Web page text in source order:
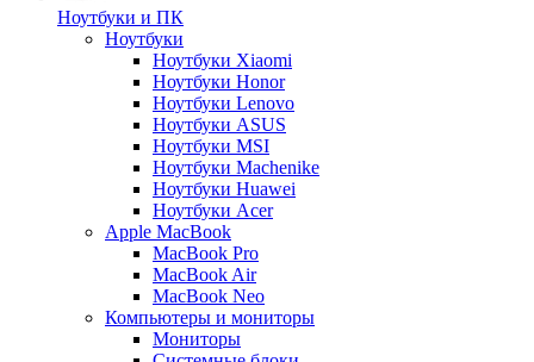
Ноутбуки и ПК
Ноутбуки
Ноутбуки Xiaomi
Ноутбуки Honor
Ноутбуки Lenovo
Ноутбуки ASUS
Ноутбуки MSI
Ноутбуки Machenike
Ноутбуки Huawei
Ноутбуки Acer
Apple MacBook
MacBook Pro
MacBook Air
MacBook Neo
Компьютеры и мониторы
Мониторы